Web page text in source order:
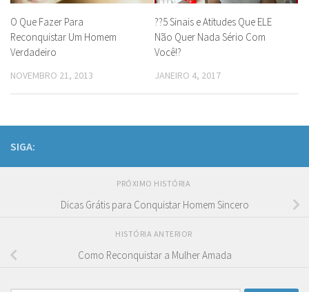
O Que Fazer Para
Reconquistar Um Homem
Verdadeiro
NOVEMBRO 21, 2013
??5 Sinais e Atitudes Que ELE
Não Quer Nada Sério Com
Você!?
JANEIRO 4, 2017
SIGA:
PRÓXIMO HISTÓRIA
Dicas Grátis para Conquistar Homem Sincero
HISTÓRIA ANTERIOR
Como Reconquistar a Mulher Amada